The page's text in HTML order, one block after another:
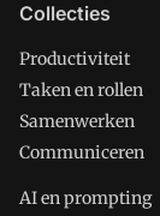
Collecties
Productiviteit
Taken en rollen
Samenwerken
Communiceren
AI en prompting